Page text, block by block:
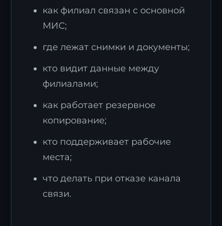
как филиал связан с основной
МИС;
где лежат снимки и документы;
кто видит данные между
филиалами;
как работает резервное
копирование;
кто поддерживает рабочие
места;
что делать при отказе канала
связи.